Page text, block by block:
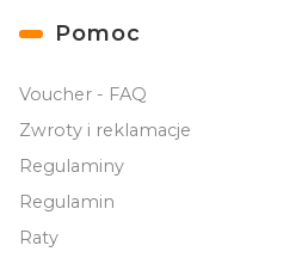
Linki w stopce
Pomoc
Voucher - FAQ
Zwroty i reklamacje
Regulaminy
Regulamin
Raty